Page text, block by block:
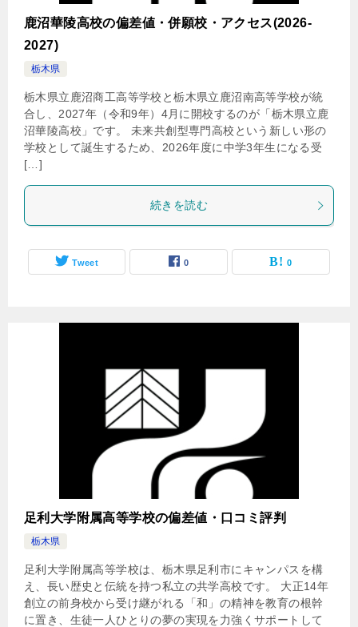
鹿沼華陵高校の偏差値・併願校・アクセス(2026-
2027)
栃木県
栃木県立鹿沼商工高等学校と栃木県立鹿沼南高等学校が統
合し、2027年（令和9年）4月に開校するのが「栃木県立鹿
沼華陵高校」です。 未来共創型専門高校という新しい形の
学校として誕生するため、2026年度に中学3年生になる受
[…]
続きを読む
Tweet 0 0
足利大学附属高等学校の偏差値・口コミ評判
栃木県
足利大学附属高等学校は、栃木県足利市にキャンパスを構
え、長い歴史と伝統を持つ私立の共学高校です。 大正14年
創立の前身校から受け継がれる「和」の精神を教育の根幹
に置き、生徒一人ひとりの夢の実現を力強くサポートして